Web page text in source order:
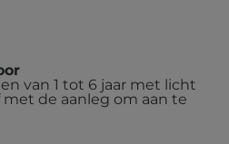
van 1 tot 6 jaar met licht
de aanleg om aan te